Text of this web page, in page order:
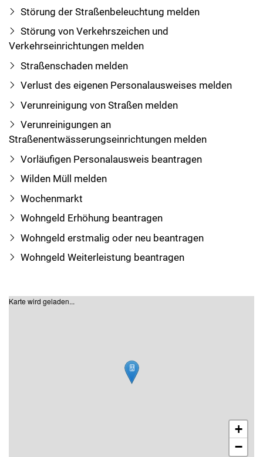
Störung der Straßenbeleuchtung melden
Störung von Verkehrszeichen und
Verkehrseinrichtungen melden
Straßenschaden melden
Verlust des eigenen Personalausweises melden
Verunreinigung von Straßen melden
Verunreinigungen an
Straßenentwässerungseinrichtungen melden
Vorläufigen Personalausweis beantragen
Wilden Müll melden
Wochenmarkt
Wohngeld Erhöhung beantragen
Wohngeld erstmalig oder neu beantragen
Wohngeld Weiterleistung beantragen
Karte wird geladen...
+
−